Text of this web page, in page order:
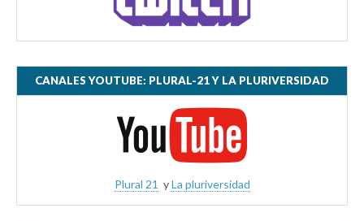
CANALES YOUTUBE: PLURAL-21 Y LA PLURIVERSIDAD
Plural 21 yLa pluriversidad